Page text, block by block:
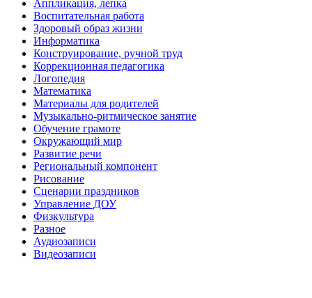
Аппликация, лепка
Воспитательная работа
Здоровый образ жизни
Информатика
Конструирование, ручной труд
Коррекционная педагогика
Логопедия
Математика
Материалы для родителей
Музыкально-ритмическое занятие
Обучение грамоте
Окружающий мир
Развитие речи
Региональный компонент
Рисование
Сценарии праздников
Управление ДОУ
Физкультура
Разное
Аудиозаписи
Видеозаписи